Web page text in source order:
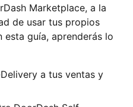
Marketplace, a la
de usar tus propios
esta guía, aprenderás lo
a tus ventas y